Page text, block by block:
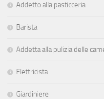
Addetto alla pasticceria
Barista
Addetta alla pulizia delle
Elettricista
Giardiniere